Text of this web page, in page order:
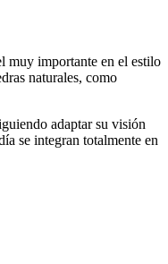
muy importante en el estilo
naturales, como
adaptar su visión
se integran totalmente en